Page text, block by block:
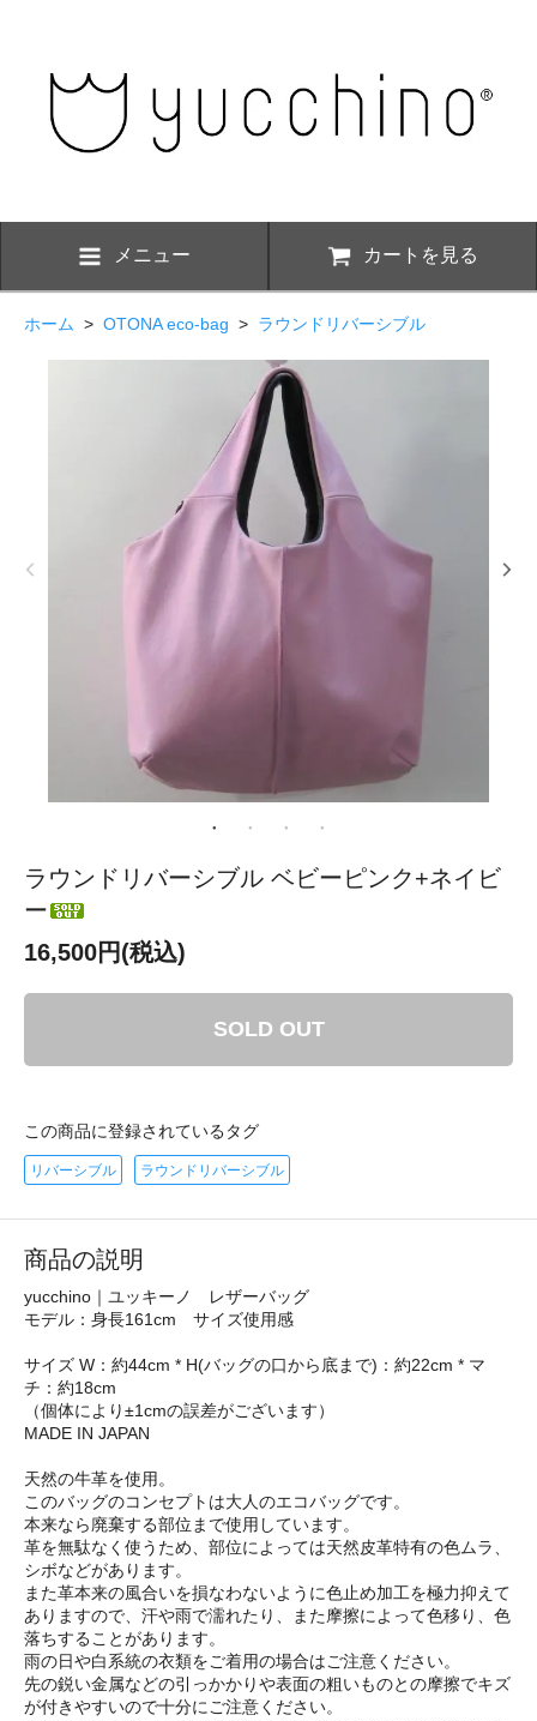
メニュー カートを見る
ホーム > OTONA eco-bag > ラウンドリバーシブル
ラウンドリバーシブル ベビーピンク+ネイビ
ー
16,500円(税込)
SOLD OUT
この商品に登録されているタグ
リバーシブル ラウンドリバーシブル
商品の説明
yucchino｜ユッキーノ レザーバッグ
モデル：身長161cm サイズ使用感
サイズ W：約44cm * H(バッグの口から底まで)：約22cm * マ
チ：約18cm
（個体により±1cmの誤差がございます）
MADE IN JAPAN
天然の牛革を使用。
このバッグのコンセプトは大人のエコバッグです。
本来なら廃棄する部位まで使用しています。
革を無駄なく使うため、部位によっては天然皮革特有の色ムラ、
シボなどがあります。
また革本来の風合いを損なわないように色止め加工を極力抑えて
ありますので、汗や雨で濡れたり、また摩擦によって色移り、色
落ちすることがあります。
雨の日や白系統の衣類をご着用の場合はご注意ください。
先の鋭い金属などの引っかかりや表面の粗いものとの摩擦でキズ
が付きやすいので十分にご注意ください。